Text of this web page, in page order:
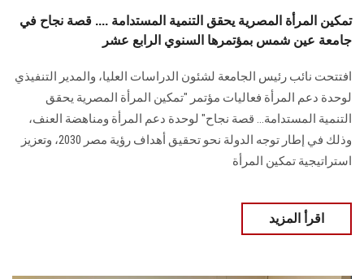
الزائـرون
سجل الان
تمكين المرأة المصرية يحقق التنمية المستدامة .... قصة نجاح في
جامعة عين شمس بمؤتمرها السنوي الرابع عشر
افتتحت نائب رئيس الجامعة لشئون الدراسات العليا، والمدير التنفيذي
لوحدة دعم المرأة فعاليات مؤتمر "تمكين المرأة المصرية يحقق
التنمية المستدامة... قصة نجاح" لوحدة دعم المرأة ومناهضة العنف،
وذلك في إطار توجه الدولة نحو تحقيق أهداف رؤية مصر 2030، وتعزيز
استراتيجية تمكين المرأة
اقرأ المزيد